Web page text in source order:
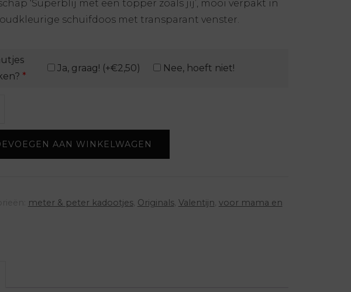
‘Superblij met een topper zoals jij’, mooi verpakt in
schuifdoos met transparant venster.
*
Ja, graag! (+€2,50) Nee, hoeft niet!
AAN WINKELWAGEN
meter & peter kadootjes, Originals, Valentijn voor mama en